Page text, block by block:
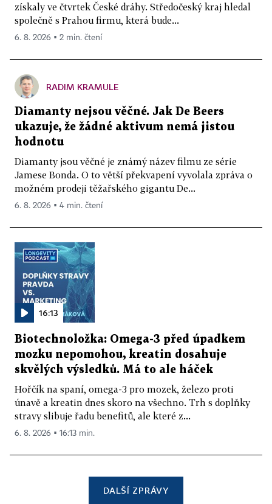
získaly ve čtvrtek České dráhy. Středočeský kraj hledal
společně s Prahou firmu, která bude...
6. 8. 2026 ▪ 2 min. čtení
RADIM KRAMULE
Diamanty nejsou věčné. Jak De Beers
ukazuje, že žádné aktivum nemá jistou
hodnotu
Diamanty jsou věčné je známý název filmu ze série
Jamese Bonda. O to větší překvapení vyvolala zpráva o
možném prodeji těžařského gigantu De...
6. 8. 2026 ▪ 4 min. čtení
16:13
Biotechnoložka: Omega-3 před úpadkem
mozku nepomohou, kreatin dosahuje
skvělých výsledků. Má to ale háček
Hořčík na spaní, omega-3 pro mozek, železo proti
únavě a kreatin dnes skoro na všechno. Trh s doplňky
stravy slibuje řadu benefitů, ale které z...
6. 8. 2026 ▪ 16:13 min.
DALŠÍ ZPRÁVY